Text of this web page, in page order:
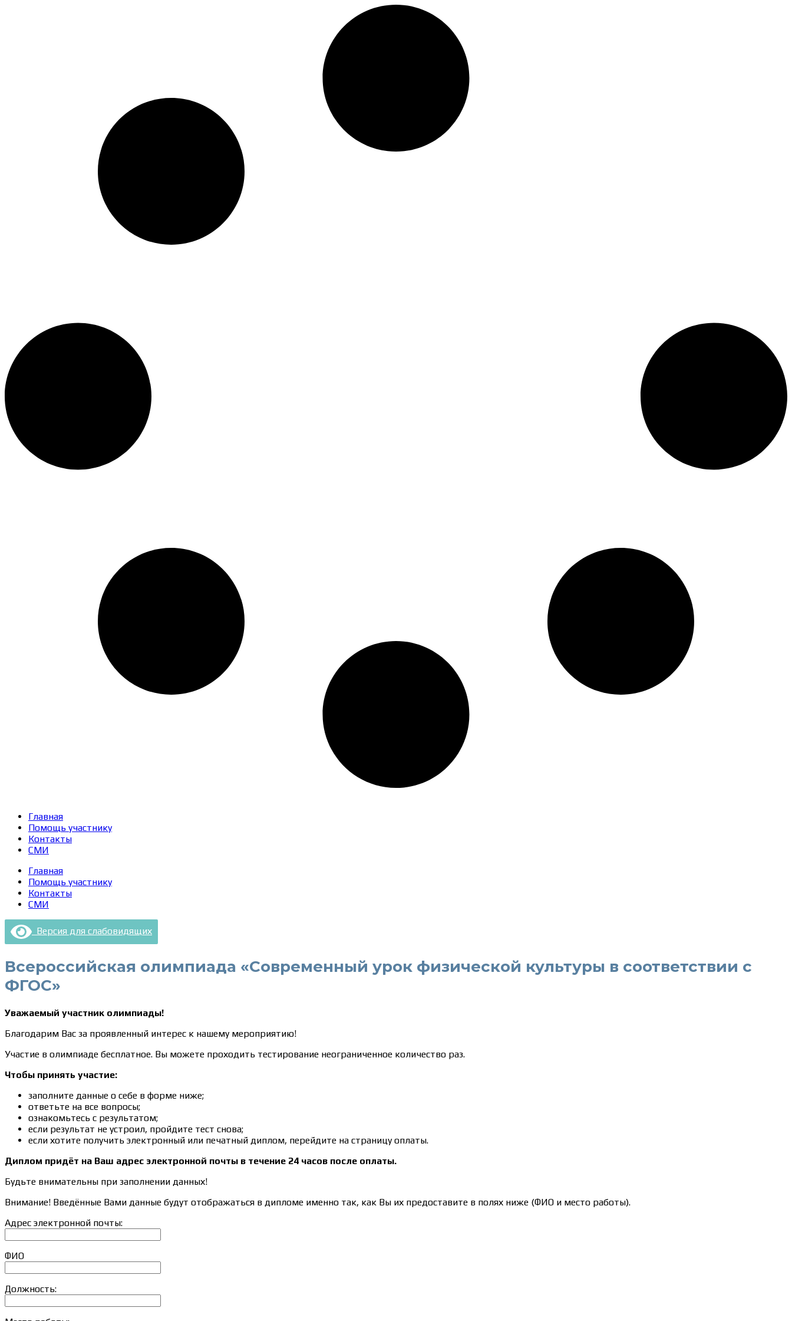
Главная
Помощь участнику
Контакты
СМИ
Главная
Помощь участнику
Контакты
СМИ
Версия для слабовидящих
Всероссийская олимпиада «Современный урок физической культуры в соответствии с
ФГОС»
Уважаемый участник олимпиады!
Благодарим Вас за проявленный интерес к нашему мероприятию!
Участие в олимпиаде бесплатное. Вы можете проходить тестирование неограниченное количество раз.
Чтобы принять участие:
заполните данные о себе в форме ниже;
ответьте на все вопросы;
ознакомьтесь с результатом;
если результат не устроил, пройдите тест снова;
если хотите получить электронный или печатный диплом, перейдите на страницу оплаты.
Диплом придёт на Ваш адрес электронной почты в течение 24 часов после оплаты.
Будьте внимательны при заполнении данных!
Внимание! Введённые Вами данные будут отображаться в дипломе именно так, как Вы их предоставите в полях ниже (ФИО и место работы).
Адрес электронной почты:
ФИО
Должность: